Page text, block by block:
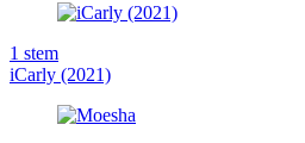
1 stem
iCarly (2021)